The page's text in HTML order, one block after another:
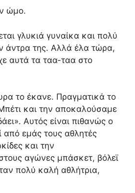
ώμο.
γλυκιά γυναίκα και πολύ
άντρα της. Αλλά έλα τώρα,
αυτά τα ταα-ταα στο
το έκανε. Πραγματικά το
και την αποκαλούσαμε
Αυτός είναι πιθανώς ο
από εμάς τους αθλητές
και την
αγώνες μπάσκετ, βόλεϊ
πολύ καλή αθλήτρια,